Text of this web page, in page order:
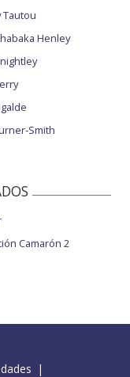
Tautou
Henley
Smith
Camarón 2